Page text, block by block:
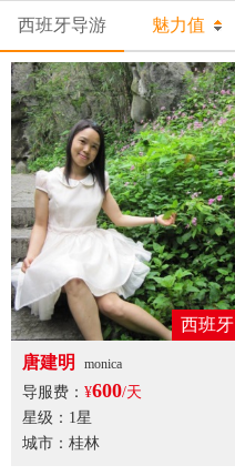
西班牙导游 魅力值
西班牙
唐建明
monica
导服费： ¥600/天
星级：1星
城市：桂林